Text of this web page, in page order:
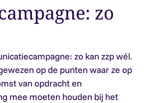
zo
zo kan zzp wél.
op de punten waar ze op
van opdracht en
mee moeten houden bij het